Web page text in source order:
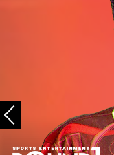
TRICAL-Y
A.N.C.B.
GINXYASU